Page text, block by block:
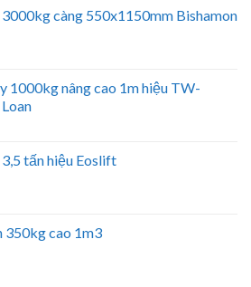
3000kg càng 550x1150mm Bishamon
1000kg nâng cao 1m hiệu TW-
tấn hiệu Eoslift
350kg cao 1m3